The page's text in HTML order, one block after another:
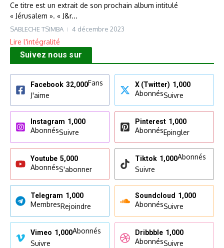
Ce titre est un extrait de son prochain album intitulé
« Jérusalem ». « J&r...
SABLECHE TSIMBA 4 décembre 2023
Lire l'intégralité
Suivez nous sur
Facebook 32,000Fans
J'aime
X (Twitter) 1,000
AbonnésSuivre
Instagram 1,000
AbonnésSuivre
Pinterest 1,000
AbonnésEpingler
Youtube 5,000
AbonnésS'abonner
Tiktok 1,000Abonnés
Suivre
Telegram 1,000
MembresRejoindre
Soundcloud 1,000
AbonnésSuivre
Vimeo 1,000Abonnés
Suivre
Dribbble 1,000
AbonnésSuivre